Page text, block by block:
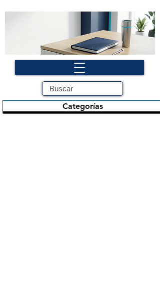
Categorías